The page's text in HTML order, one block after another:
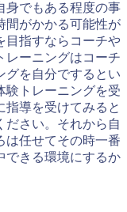
身でもある程度の事
間がかかる可能性が
目指すならコーチや
レーニングはコーチ
グを自分でするとい
験トレーニングを受
指導を受けてみると
ださい。それから自
は任せてその時一番
できる環境にするか